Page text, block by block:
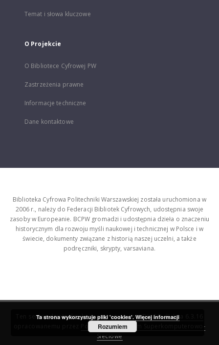
Temat i słowa kluczowe
O Projekcie
O Bibliotece Cyfrowej PW
Zastrzeżenia prawne
Informacje techniczne
Dane kontaktowe
Biblioteka Cyfrowa Politechniki Warszawskiej została uruchomiona w
2006 r., należy do Federacji Bibliotek Cyfrowych, udostępnia swoje
zasoby w Europeanie. BCPW gromadzi i udostępnia dzieła o znaczeniu
historycznym dla rozwoju myśli naukowej i technicznej w Polsce i w
świecie, dokumenty związane z historią naszej uczelni, a także
podręczniki, skrypty, varsaviana.
Ten serwis działa dzięki oprogramowaniuDInGO dLibra 6.3.16
Poznańskie Centrum Superkomputerowo-
Sieciowe
Ta strona wykorzystuje pliki 'cookies'. Więcej informacji
Rozumiem